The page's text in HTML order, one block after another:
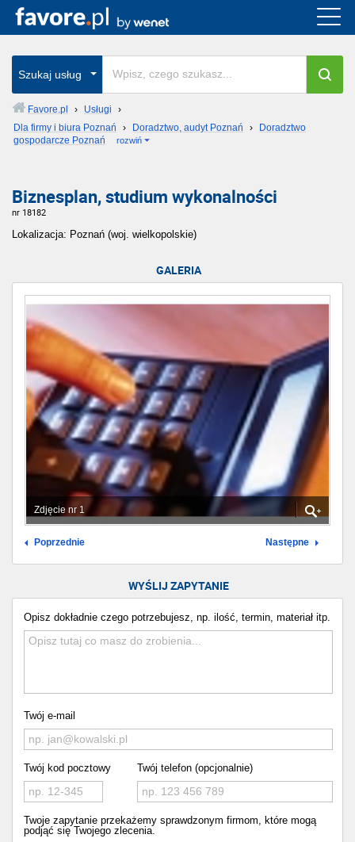
Szukaj usług
Favore.pl › Usługi
›
Dla firmy i biura Poznań
› Doradztwo, audyt Poznań ›
Doradztwo
gospodarcze Poznań
rozwiń
Biznesplan, studium wykonalności
nr 18182
Lokalizacja: Poznań (woj. wielkopolskie)
GALERIA
Zdjęcie nr 1
Poprzednie Następne
WYŚLIJ ZAPYTANIE
Opisz dokładnie czego potrzebujesz, np. ilość, termin, materiał itp.
Twój e-mail
Twój kod pocztowy Twój telefon (opcjonalnie)
Twoje zapytanie przekażemy sprawdzonym firmom, które mogą
podjąć się Twojego zlecenia.